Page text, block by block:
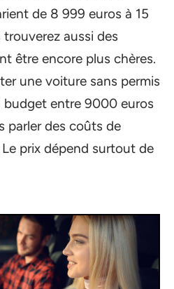
de 8 999 euros à 15
aussi des
être encore plus chères.
une voiture sans permis
budget entre 9000 euros
parler des coûts de
Le prix dépend surtout de